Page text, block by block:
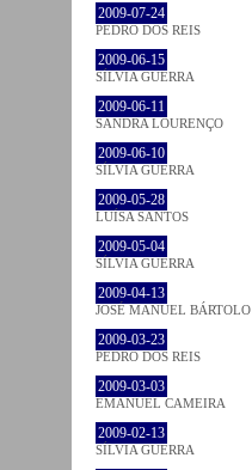
2009-07-24
PEDRO DOS REIS
2009-06-15
SÍLVIA GUERRA
2009-06-11
SANDRA LOURENÇO
2009-06-10
SÍLVIA GUERRA
2009-05-28
LUÍSA SANTOS
2009-05-04
SÍLVIA GUERRA
2009-04-13
JOSÉ MANUEL BÁRTOLO
2009-03-23
PEDRO DOS REIS
2009-03-03
EMANUEL CAMEIRA
2009-02-13
SÍLVIA GUERRA